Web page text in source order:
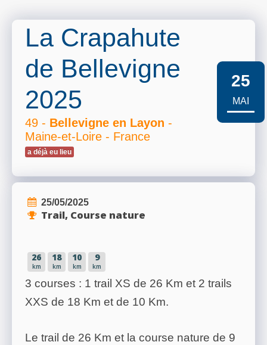
La Crapahute
de Bellevigne
2025
49 - Bellevigne en Layon -
Maine-et-Loire - France
a déjà eu lieu
25
MAI
25/05/2025
Trail, Course nature
26
km
18
km
10
km
9
km
3 courses : 1 trail XS de 26 Km et 2 trails
XXS de 18 Km et de 10 Km.
Le trail de 26 Km et la course nature de 9